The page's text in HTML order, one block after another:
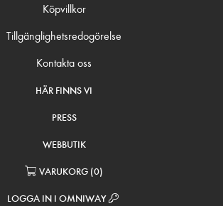
Köpvillkor
Tillgänglighetsredogörelse
Kontakta oss
HÄR FINNS VI
PRESS
WEBBUTIK
VARUKORG (0)
LOGGA IN I OMNIWAY